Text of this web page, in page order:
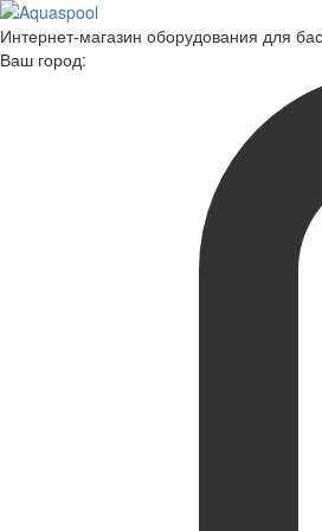
Интернет-магазин оборудования для
Ваш город: